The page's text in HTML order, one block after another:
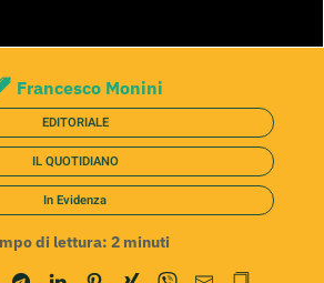
Francesco Monini
EDITORIALE
IL QUOTIDIANO
In Evidenza
di lettura: 2 minuti